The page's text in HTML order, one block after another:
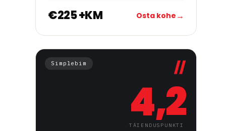
€225 +KM Osta kohe →
Simplebim
4,2
TÄIENDUSPUNKTI